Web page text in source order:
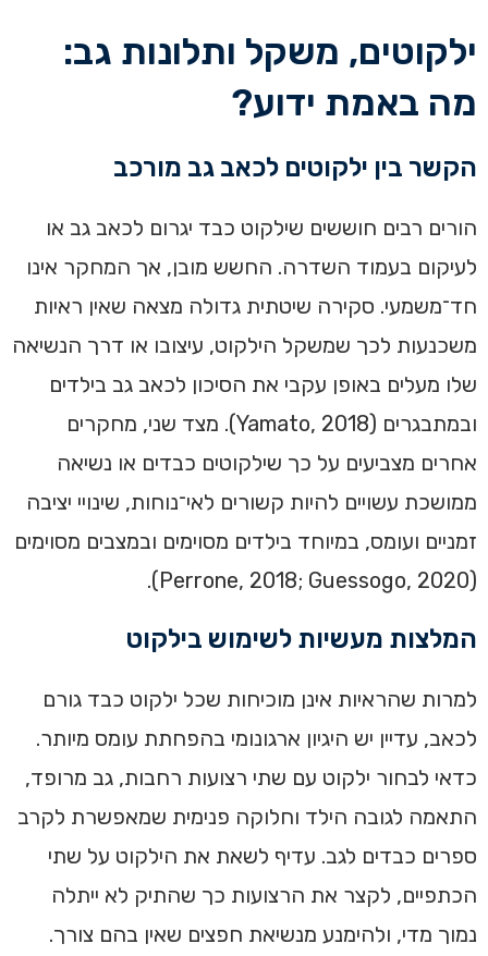
ילקוטים, משקל ותלונות גב:
מה באמת ידוע?
הקשר בין ילקוטים לכאב גב מורכב
הורים רבים חוששים שילקוט כבד יגרום לכאב גב או
לעיקום בעמוד השדרה. החשש מובן, אך המחקר אינו
חד־משמעי. סקירה שיטתית גדולה מצאה שאין ראיות
משכנעות לכך שמשקל הילקוט, עיצובו או דרך הנשיאה
שלו מעלים באופן עקבי את הסיכון לכאב גב בילדים
ובמתבגרים (Yamato, 2018). מצד שני, מחקרים
אחרים מצביעים על כך שילקוטים כבדים או נשיאה
ממושכת עשויים להיות קשורים לאי־נוחות, שינויי יציבה
זמניים ועומס, במיוחד בילדים מסוימים ובמצבים מסוימים
(Perrone, 2018; Guessogo, 2020).
המלצות מעשיות לשימוש בילקוט
למרות שהראיות אינן מוכיחות שכל ילקוט כבד גורם
לכאב, עדיין יש היגיון ארגונומי בהפחתת עומס מיותר.
כדאי לבחור ילקוט עם שתי רצועות רחבות, גב מרופד,
התאמה לגובה הילד וחלוקה פנימית שמאפשרת לקרב
ספרים כבדים לגב. עדיף לשאת את הילקוט על שתי
הכתפיים, לקצר את הרצועות כך שהתיק לא ייתלה
נמוך מדי, ולהימנע מנשיאת חפצים שאין בהם צורך.